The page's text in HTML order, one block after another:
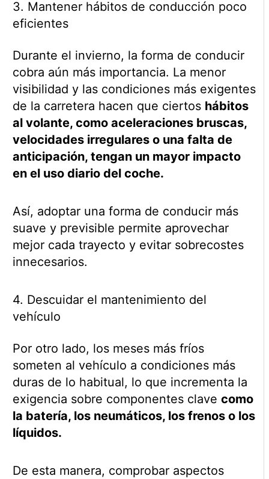
3. Mantener hábitos de conducción poco
eficientes
Durante el invierno, la forma de conducir
cobra aún más importancia. La menor
visibilidad y las condiciones más exigentes
de la carretera hacen que ciertos hábitos
al volante, como aceleraciones bruscas,
velocidades irregulares o una falta de
anticipación, tengan un mayor impacto
en el uso diario del coche.
Así, adoptar una forma de conducir más
suave y previsible permite aprovechar
mejor cada trayecto y evitar sobrecostes
innecesarios.
4. Descuidar el mantenimiento del
vehículo
Por otro lado, los meses más fríos
someten al vehículo a condiciones más
duras de lo habitual, lo que incrementa la
exigencia sobre componentes clave como
la batería, los neumáticos, los frenos o los
líquidos.
De esta manera, comprobar aspectos